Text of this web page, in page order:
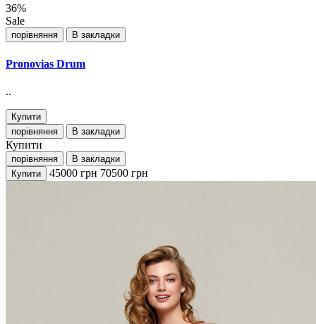
36%
Sale
порівняння В закладки
Pronovias Drum
..
Купити
порівняння
В закладки
Купити
порівняння
В закладки
Купити
45000 грн 70500 грн